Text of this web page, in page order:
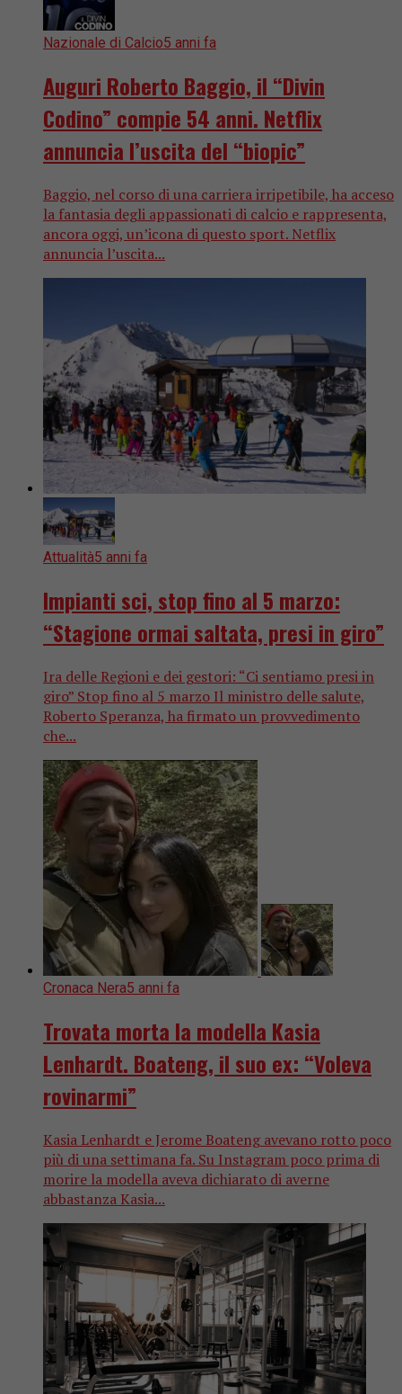
Nazionale di Calcio5 anni fa
Auguri Roberto Baggio, il “Divin
Codino” compie 54 anni. Netflix
annuncia l’uscita del “biopic”
Baggio, nel corso di una carriera irripetibile, ha acceso
la fantasia degli appassionati di calcio e rappresenta,
ancora oggi, un’icona di questo sport. Netflix
annuncia l’uscita...
Attualità5 anni fa
Impianti sci, stop fino al 5 marzo:
“Stagione ormai saltata, presi in giro”
Ira delle Regioni e dei gestori: “Ci sentiamo presi in
giro” Stop fino al 5 marzo Il ministro delle salute,
Roberto Speranza, ha firmato un provvedimento
che...
Cronaca Nera5 anni fa
Trovata morta la modella Kasia
Lenhardt. Boateng, il suo ex: “Voleva
rovinarmi”
Kasia Lenhardt e Jerome Boateng avevano rotto poco
più di una settimana fa. Su Instagram poco prima di
morire la modella aveva dichiarato di averne
abbastanza Kasia...